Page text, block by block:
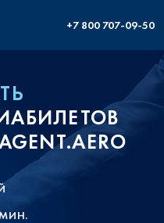
+7 800 707-09-50